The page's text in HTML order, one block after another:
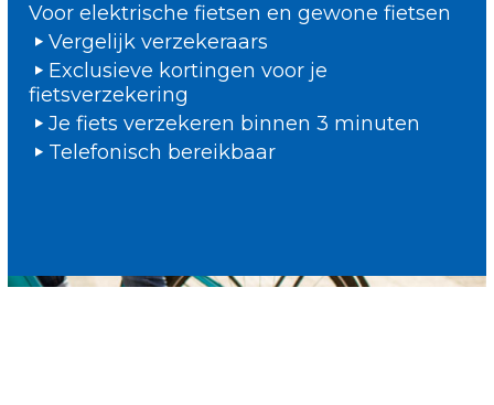
Voor elektrische fietsen en gewone fietsen
Vergelijk verzekeraars
Exclusieve kortingen voor je
fietsverzekering
Je fiets verzekeren binnen 3 minuten
Telefonisch bereikbaar